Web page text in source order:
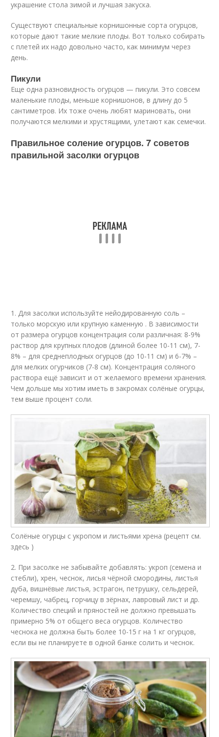
украшение стола зимой и лучшая закуска.
Существуют специальные корнишонные сорта огурцов,
которые дают такие мелкие плоды. Вот только собирать
с плетей их надо довольно часто, как минимум через
день.
Пикули
Еще одна разновидность огурцов — пикули. Это совсем
маленькие плоды, меньше корнишонов, в длину до 5
сантиметров. Их тоже очень любят мариновать, они
получаются мелкими и хрустящими, улетают как семечки.
Правильное соление огурцов. 7 советов
правильной засолки огурцов
1. Для засолки используйте нейодированную соль –
только морскую или крупную каменную . В зависимости
от размера огурцов концентрация соли различная: 8-9%
раствор для крупных плодов (длиной более 10-11 см), 7-
8% – для среднеплодных огурцов (до 10-11 см) и 6-7% –
для мелких огурчиков (7-8 см). Концентрация соляного
раствора ещё зависит и от желаемого времени хранения.
Чем дольше мы хотим иметь в закромах солёные огурцы,
тем выше процент соли.
Солёные огурцы с укропом и листьями хрена (рецепт см.
здесь )
2. При засолке не забывайте добавлять: укроп (семена и
стебли), хрен, чеснок, лисья чёрной смородины, листья
дуба, вишнёвые листья, эстрагон, петрушку, сельдерей,
черемшу, чабрец, горчицу в зёрнах, лавровый лист и др.
Количество специй и пряностей не должно превышать
примерно 5% от общего веса огурцов. Количество
чеснока не должна быть более 10-15 г на 1 кг огурцов,
если вы не планируете в одной банке солить и чеснок.